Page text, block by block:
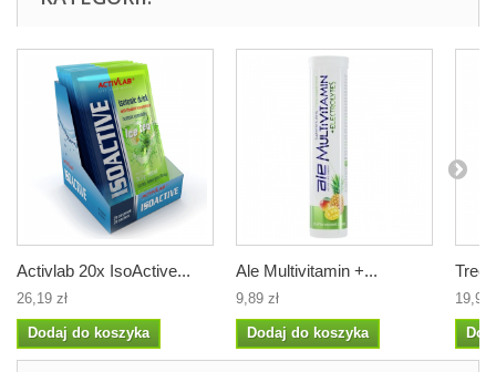
Activlab 20x IsoActive...
26,19 zł
Dodaj do koszyka
Ale Multivitamin +...
9,89 zł
Dodaj do koszyka
Trec
19,95